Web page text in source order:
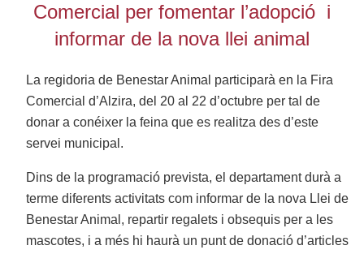
Comercial per fomentar l’adopció i
informar de la nova llei animal
La regidoria de Benestar Animal participarà en la Fira
Comercial d’Alzira, del 20 al 22 d’octubre per tal de
donar a conéixer la feina que es realitza des d’este
servei municipal.
Dins de la programació prevista, el departament durà a
terme diferents activitats com informar de la nova Llei de
Benestar Animal, repartir regalets i obsequis per a les
mascotes, i a més hi haurà un punt de donació d’articles